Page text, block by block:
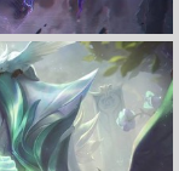
清壁纸
立 即 下 载
藏